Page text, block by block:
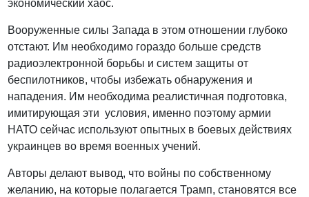
экономический хаос.
Вооруженные силы Запада в этом отношении глубоко
отстают. Им необходимо гораздо больше средств
радиоэлектронной борьбы и систем защиты от
беспилотников, чтобы избежать обнаружения и
нападения. Им необходима реалистичная подготовка,
имитирующая эти условия, именно поэтому армии
НАТО сейчас используют опытных в боевых действиях
украинцев во время военных учений.
Авторы делают вывод, что войны по собственному
желанию, на которые полагается Трамп, становятся все